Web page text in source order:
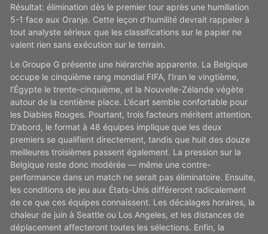
Résultat: élimination dès le premier tour après une humiliation
5-1 face aux Oranje. Cette leçon d’humilité devrait rappeler à
tout analyste sérieux que les classifications sur le papier ne
valent rien sans exécution sur le terrain.
Le Groupe G présente une hiérarchie apparente. La Belgique
occupe le cinquième rang mondial FIFA, l’Iran le vingtième,
l’Égypte le trente-cinquième, et la Nouvelle-Zélande végète
autour de la centième place. L’écart semble confortable pour
les Diables Rouges. Pourtant, trois facteurs méritent attention.
D’abord, le format à 48 équipes implique que les deux
premiers se qualifient directement, tandis que huit des douze
meilleures troisièmes passent également. La pression sur la
Belgique reste donc modérée — même une contre-
performance dans un match ne serait pas éliminatoire. Ensuite,
les conditions de jeu aux États-Unis différeront radicalement
de ce que ces équipes connaissent. Les décalages horaires, la
chaleur de juin à Seattle ou Los Angeles, et les distances de
déplacement affecteront toutes les sélections. Enfin, la